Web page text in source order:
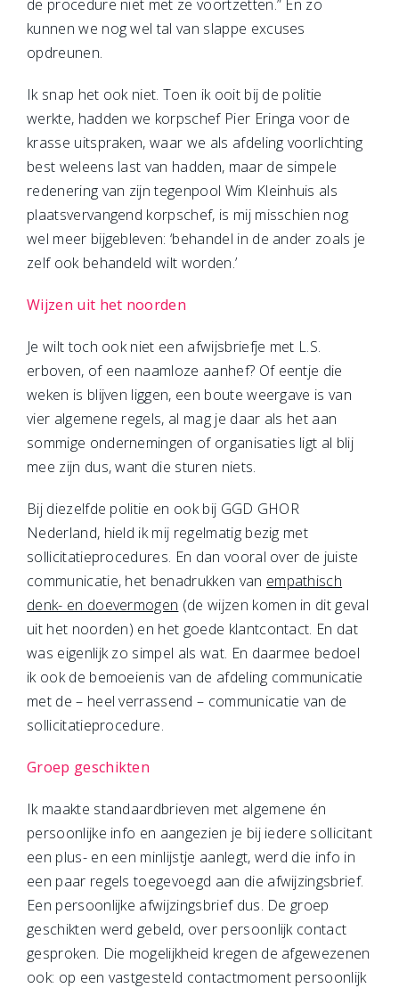
de procedure niet met ze voortzetten.” En zo
kunnen we nog wel tal van slappe excuses
opdreunen.
Ik snap het ook niet. Toen ik ooit bij de politie
werkte, hadden we korpschef Pier Eringa voor de
krasse uitspraken, waar we als afdeling voorlichting
best weleens last van hadden, maar de simpele
redenering van zijn tegenpool Wim Kleinhuis als
plaatsvervangend korpschef, is mij misschien nog
wel meer bijgebleven: ‘behandel in de ander zoals je
zelf ook behandeld wilt worden.’
Wijzen uit het noorden
Je wilt toch ook niet een afwijsbriefje met L.S.
erboven, of een naamloze aanhef? Of eentje die
weken is blijven liggen, een boute weergave is van
vier algemene regels, al mag je daar als het aan
sommige ondernemingen of organisaties ligt al blij
mee zijn dus, want die sturen niets.
Bij diezelfde politie en ook bij GGD GHOR
Nederland, hield ik mij regelmatig bezig met
sollicitatieprocedures. En dan vooral over de juiste
communicatie, het benadrukken van empathisch
denk- en doevermogen (de wijzen komen in dit geval
uit het noorden) en het goede klantcontact. En dat
was eigenlijk zo simpel als wat. En daarmee bedoel
ik ook de bemoeienis van de afdeling communicatie
met de – heel verrassend – communicatie van de
sollicitatieprocedure.
Groep geschikten
Ik maakte standaardbrieven met algemene én
persoonlijke info en aangezien je bij iedere sollicitant
een plus- en een minlijstje aanlegt, werd die info in
een paar regels toegevoegd aan die afwijzingsbrief.
Een persoonlijke afwijzingsbrief dus. De groep
geschikten werd gebeld, over persoonlijk contact
gesproken. Die mogelijkheid kregen de afgewezenen
ook: op een vastgesteld contactmoment persoonlijk